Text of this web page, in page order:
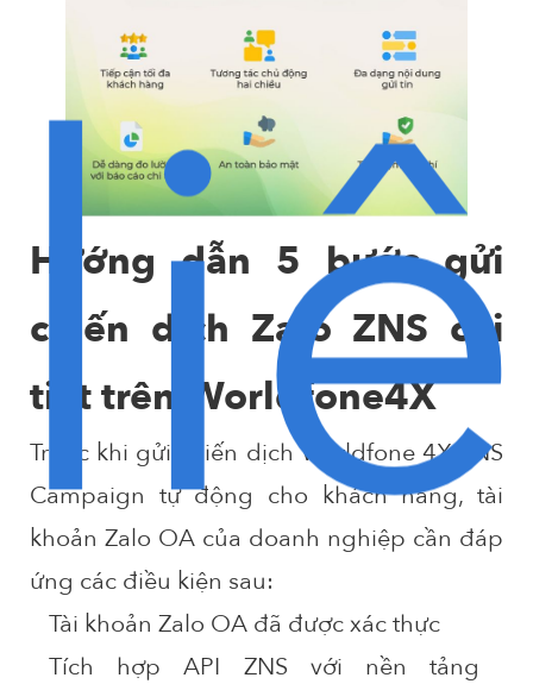
Hướng dẫn 5 bước gửi
chiến dịch Zalo ZNS chi
tiết trên Worldfone4X
Trước khi gửi chiến dịch Worldfone 4X ZNS
Campaign tự động cho khách hàng, tài
khoản Zalo OA của doanh nghiệp cần đáp
ứng các điều kiện sau:
Tài khoản Zalo OA đã được xác thực
Tích hợp API ZNS với nền tảng
liê